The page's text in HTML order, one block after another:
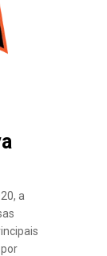
a